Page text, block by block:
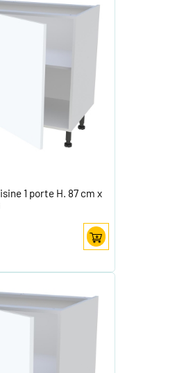
1 porte H. 87 cm x